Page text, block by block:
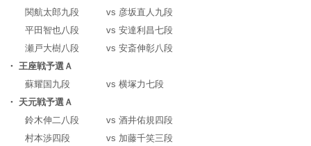
関航太郎九段
vs 彦坂直人九段
平田智也八段
vs 安達利昌七段
瀬戸大樹八段
vs 安斎伸彰八段
・ 王座戦予選Ａ
蘇耀国九段
vs 横塚力七段
・ 天元戦予選Ａ
鈴木伸二八段
vs 酒井佑規四段
村本渉四段
vs 加藤千笑三段